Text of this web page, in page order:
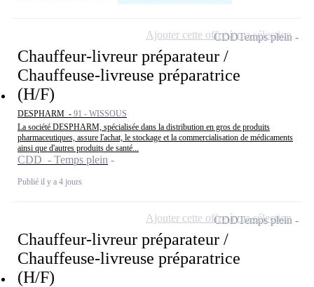
Chauffeur-livreur préparateur /
Chauffeuse-livreuse préparatrice
(H/F)
DESPHARM - 91 - WISSOUS
La société DESPHARM, spécialisée dans la distribution en gros de produits
pharmaceutiques, assure l'achat, le stockage et la commercialisation de médicaments
ainsi que d'autres produits de santé...
CDD - Temps plein
Publié il y a 4 jours
CDDTemps plein
Ajouter cette offre à ma sélection
Chauffeur-livreur préparateur /
Chauffeuse-livreuse préparatrice
(H/F)
CDDTemps plein
Ajouter cette offre à ma sélection